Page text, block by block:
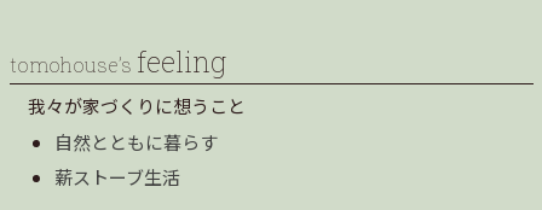
tomohouse’s feeling
我々が家づくりに想うこと
自然とともに暮らす
薪ストーブ生活